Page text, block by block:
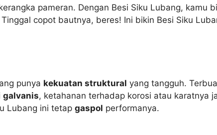
pameran. Dengan Besi Siku Lubang, kamu
copot bautnya, beres! Ini bikin Besi Siku
punya kekuatan struktural yang tangguh.
galvanis, ketahanan terhadap korosi atau karatnya
Lubang ini tetap gaspol performanya.